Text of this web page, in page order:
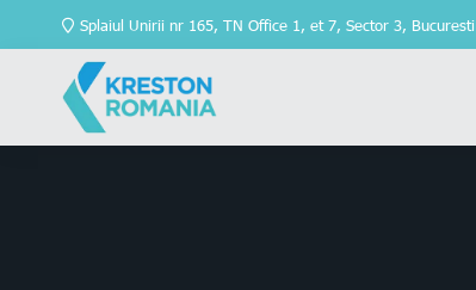
Splaiul Unirii nr 165, TN Office 1, et 7, Sector 3, Bucuresti